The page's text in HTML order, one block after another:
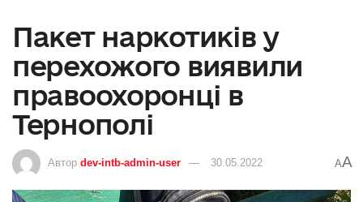
Пакет наркотиків у
перехожого виявили
правоохоронці в
Тернополі
Автор dev-intb-admin-user 30.05.2022 AA